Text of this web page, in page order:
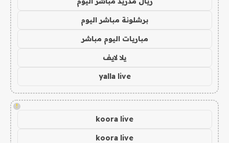
برشلونة مباشر اليوم
مباريات اليوم مباشر
يلا لايف
yalla live
!
koora live
koora live